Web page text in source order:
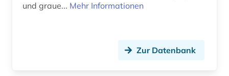
und graue... Mehr Informationen
Zur Datenbank